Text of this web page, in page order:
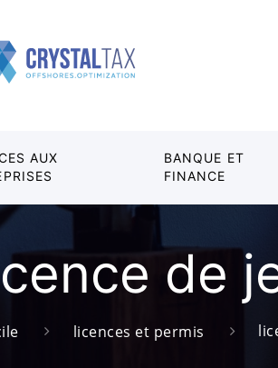
AUX
BANQUE ET
FINANCE
de
licences et permis